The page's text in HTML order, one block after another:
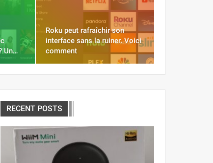
Un…
Roku peut rafraîchir son
interface sans la ruiner. Voici
comment
RECENT POSTS